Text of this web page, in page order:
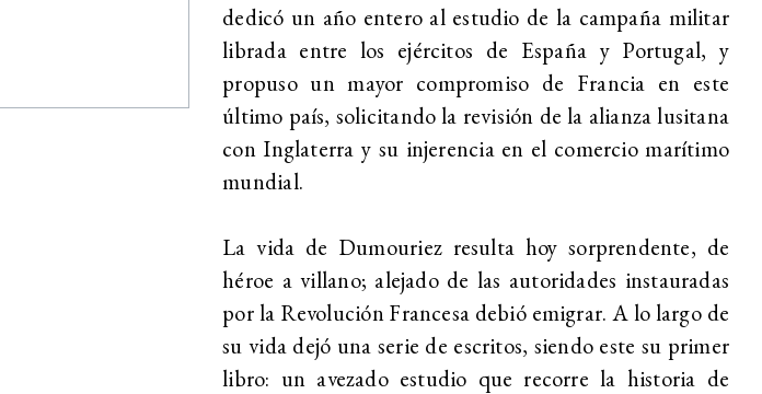
dedicó un año entero al estudio de la campaña militar
librada entre los ejércitos de España y Portugal, y
propuso un mayor compromiso de Francia en este
último país, solicitando la revisión de la alianza lusitana
con Inglaterra y su injerencia en el comercio marítimo
mundial.
La vida de Dumouriez resulta hoy sorprendente, de
héroe a villano; alejado de las autoridades instauradas
por la Revolución Francesa debió emigrar. A lo largo de
su vida dejó una serie de escritos, siendo este su primer
libro: un avezado estudio que recorre la historia de